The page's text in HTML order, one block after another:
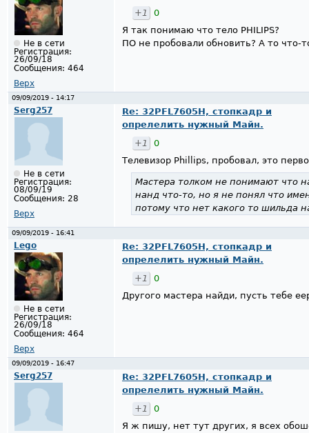
Не в сети
Регистрация:
26/09/18
Сообщения: 464
Верх
+1
0
Я так понимаю что тело PHILIPS?
ПО не пробовали обновить? А то что-
09/09/2019 - 14:17
Serg257
Не в сети
Регистрация:
08/09/19
Сообщения: 28
Верх
Re: 32PFL7605H, стопкадр и
опрелелить нужный Майн.
+1
0
Телевизор Phillips, пробовал, это
Мастера толком не понимают что
нанд что-то, но я не понял что
потому что нет какого то шильда
09/09/2019 - 16:41
Lego
Не в сети
Регистрация:
26/09/18
Сообщения: 464
Верх
Re: 32PFL7605H, стопкадр и
опрелелить нужный Майн.
+1
0
Другого мастера найди, пусть тебе
09/09/2019 - 16:47
Serg257
Re: 32PFL7605H, стопкадр и
опрелелить нужный Майн.
+1
0
Я ж пишу, нет тут других, я всех